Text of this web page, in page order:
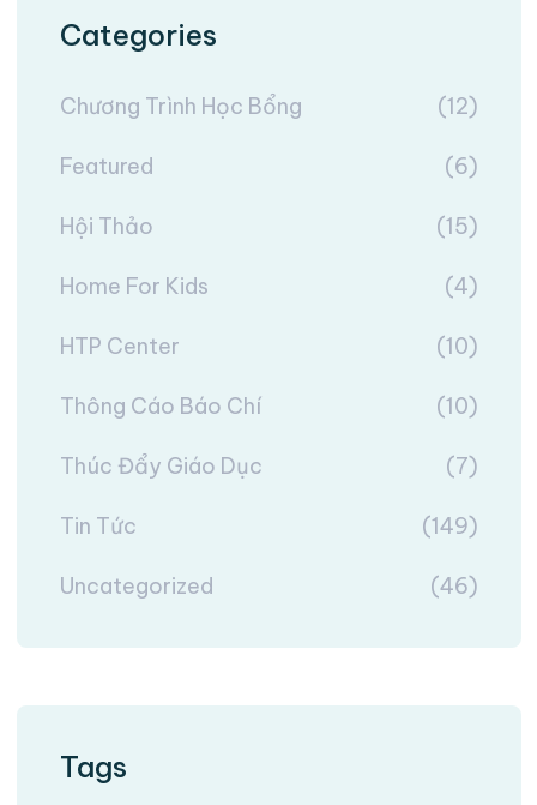
Categories
Chương Trình Học Bổng (12)
Featured (6)
Hội Thảo (15)
Home For Kids (4)
HTP Center (10)
Thông Cáo Báo Chí (10)
Thúc Đẩy Giáo Dục (7)
Tin Tức (149)
Uncategorized (46)
Tags